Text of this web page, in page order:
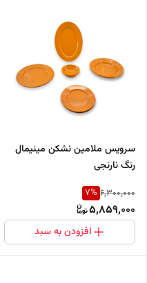
سرویس ملامین نشکن مینیمال
رنگ نارنجی
6,300,000
7%
5,859,000
افزودن به سبد